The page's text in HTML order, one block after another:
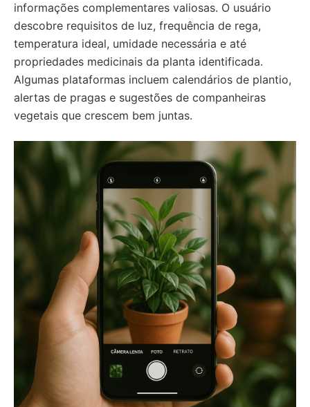
informações complementares valiosas. O usuário
descobre requisitos de luz, frequência de rega,
temperatura ideal, umidade necessária e até
propriedades medicinais da planta identificada.
Algumas plataformas incluem calendários de plantio,
alertas de pragas e sugestões de companheiras
vegetais que crescem bem juntas.